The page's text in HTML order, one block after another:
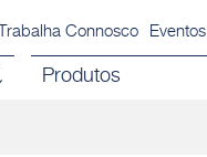
Trabalha Connosco Eventos
Produtos